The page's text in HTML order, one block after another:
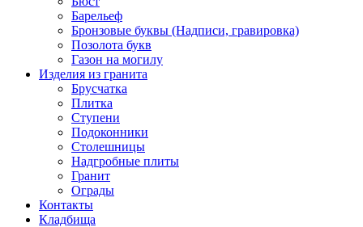
Барельеф
Бронзовые буквы (Надписи, гравировка)
Позолота букв
Газон на могилу
Изделия из гранита
Брусчатка
Плитка
Ступени
Подоконники
Столешницы
Надгробные плиты
Гранит
Ограды
Контакты
Кладбища